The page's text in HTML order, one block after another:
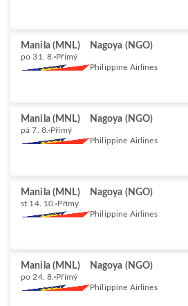
Manila (MNL) Nagoya (NGO)
po 31. 8. Přímý
Philippine Airlines
Manila (MNL) Nagoya (NGO)
pá 7. 8. Přímý
Philippine Airlines
Manila (MNL) Nagoya (NGO)
st 14. 10. Přímý
Philippine Airlines
Manila (MNL) Nagoya (NGO)
po 24. 8. Přímý
Philippine Airlines